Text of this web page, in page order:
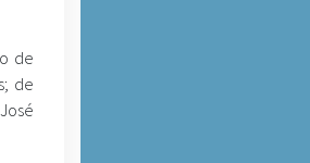
de
de